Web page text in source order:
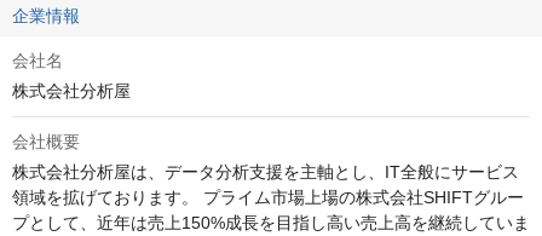
企業情報
会社名
株式会社分析屋
会社概要
株式会社分析屋は、データ分析支援を主軸とし、IT全般にサービス
領域を拡げております。 プライム市場上場の株式会社SHIFTグルー
プとして、近年は売上150%成長を目指し高い売上高を継続していま